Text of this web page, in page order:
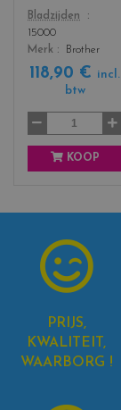
Color
c
3
Bladzijden
15000
Merk
Brother
118,90 €
incl.
btw
KOOP
PRIJS,
KWALITEIT,
WAARBORG !